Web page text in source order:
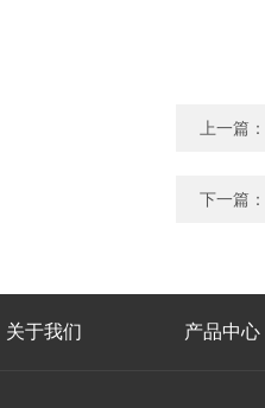
上一篇：
下一篇：
关于我们 产品中心